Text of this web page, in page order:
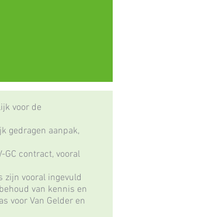
voor de
gedragen aanpak,
contract, vooral
zijn vooral ingevuld
van kennis en
voor Van Gelder en